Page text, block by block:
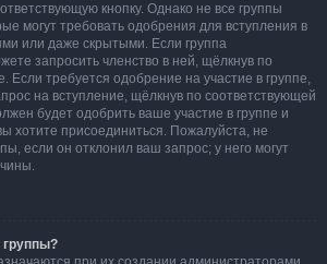
кнопку. Однако не все группы
могут требовать одобрения для вступления в
или даже скрытыми. Если группа
запросить членство в ней, щёлкнув по
Если требуется одобрение на участие в группе,
на вступление, щёлкнув по соответствующей
будет одобрить ваше участие в группе и
хотите присоединиться. Пожалуйста, не
если он отклонил ваш запрос; у него могут
группы?